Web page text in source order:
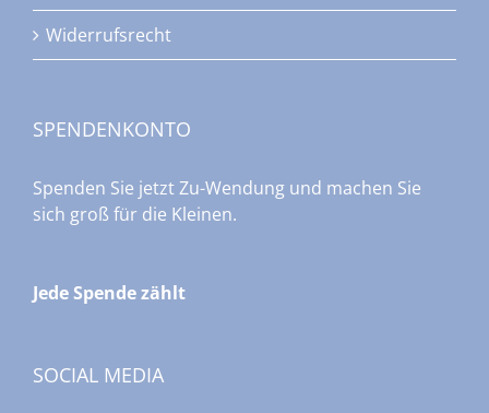
Widerrufsrecht
SPENDENKONTO
Spenden Sie jetzt Zu-Wendung und machen Sie
sich groß für die Kleinen.
Jede Spende zählt
SOCIAL MEDIA